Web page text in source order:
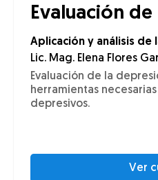
Evaluación
Aplicación y análisis de
Lic. Mag. Elena Flores
Evaluación de la
herramientas
depresivos.
Ver